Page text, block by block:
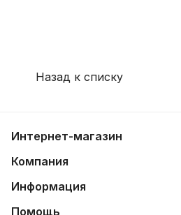
Назад к списку
Интернет-магазин
Компания
Информация
Помощь